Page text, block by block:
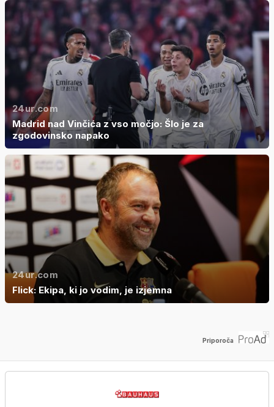
24ur.com
Madrid nad Vinčića z vso močjo: Šlo je za
zgodovinsko napako
24ur.com
Flick: Ekipa, ki jo vodim, je izjemna
Priporoča